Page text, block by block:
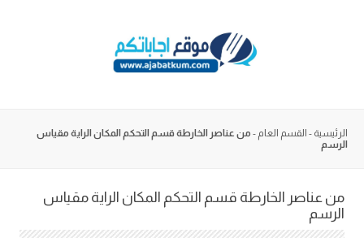
الرئيسية - القسم العام - من عناصر الخارطة قسم التحكم المكان الراية مقياس
الرسم
من عناصر الخارطة قسم التحكم المكان الراية مقياس
الرسم